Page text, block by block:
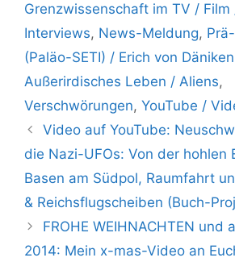
Grenzwissenschaft im TV / Film
Interviews, News-Meldung,
(Paläo-SETI) / Erich von Däniken
Außerirdisches Leben / Aliens,
Verschwörungen, YouTube /
Video auf YouTube:
die Nazi-UFOs: Von der hohlen
Basen am Südpol, Raumfahrt
& Reichsflugscheiben (Buch-
FROHE WEIHNACHTEN und
2014: Mein x-mas-Video an